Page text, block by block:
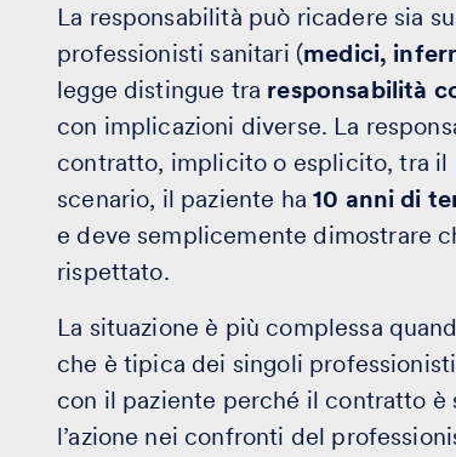
La responsabilità può ricadere sia
professionisti sanitari (medici,
legge distingue tra responsabilità
con implicazioni diverse. La
contratto, implicito o esplicito, tra il
scenario, il paziente ha10 anni di
e deve semplicemente dimostrare
rispettato.
La situazione è più complessa
che è tipica dei singoli
con il paziente perché il contratto
l’azione nei confronti del